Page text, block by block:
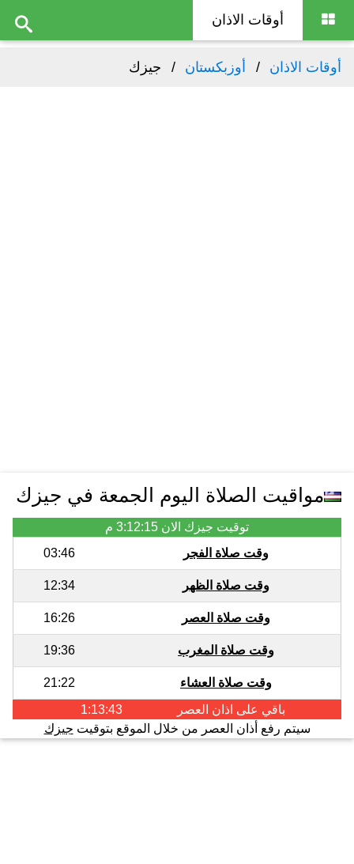
أوقات الاذان
أوقات الاذان أوزبكستان جيزك
مواقيت الصلاة اليوم الجمعة في جيزك
توقيت جيزك الان 3:12:15 م
وقت صلاة الفجر
03:46
وقت صلاة الظهر 12:34
وقت صلاة العصر 16:26
وقت صلاة المغرب 19:36
وقت صلاة العشاء
21:22
باقي على اذان العصر
1:13:43
سيتم رفع أذان العصر من خلال الموقع بتوقيت جيزك